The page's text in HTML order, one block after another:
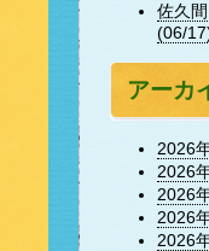
佐久
(06/
アーカ
2026
2026
2026
2026
2026